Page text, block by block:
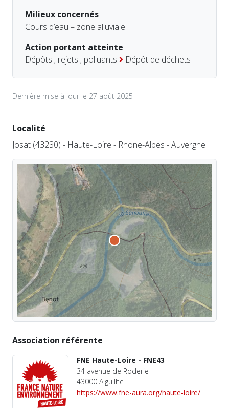
Milieux concernés
Cours d’eau – zone alluviale
Action portant atteinte
Dépôts ; rejets ; polluants
Dépôt de déchets
Dernière mise à jour le 27 août 2025
Localité
Josat (43230) - Haute-Loire - Rhone-Alpes - Auvergne
Association référente
FNE Haute-Loire - FNE43
34 avenue de Roderie
43000 Aiguilhe
https://www.fne-aura.org/haute-loire/